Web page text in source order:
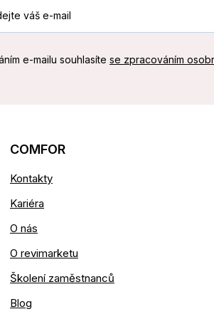
e-mailu souhlasíte se zpracováním
COMFOR
Kontakty
Kariéra
O nás
O revimarketu
Školení zaměstnanců
Blog